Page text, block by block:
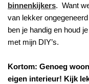
binnenkijkers. Want
van lekker
ben je handig en houd
met mijn DIY’s.
Kortom: Genoeg
eigen interieur! Kijk